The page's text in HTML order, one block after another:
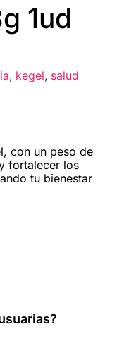
1ud
, kegel, salud
con un peso de
fortalecer los
tu bienestar